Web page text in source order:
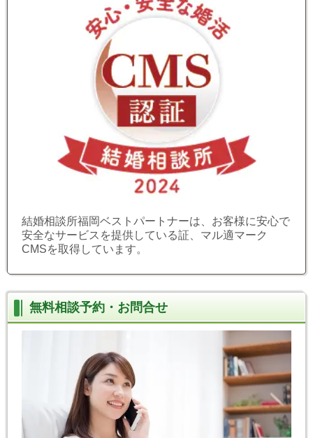
結婚相談所福岡ベストパートナーは、お客様に安心で
安全なサービスを提供している証、マル適マーク
CMSを取得しています。
無料相談予約・お問合せ